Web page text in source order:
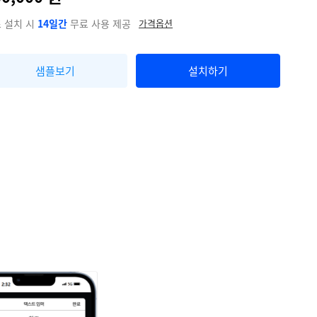
설치 시 14일간 무료 사용 제공 가격옵션
샘플보기 설치하기